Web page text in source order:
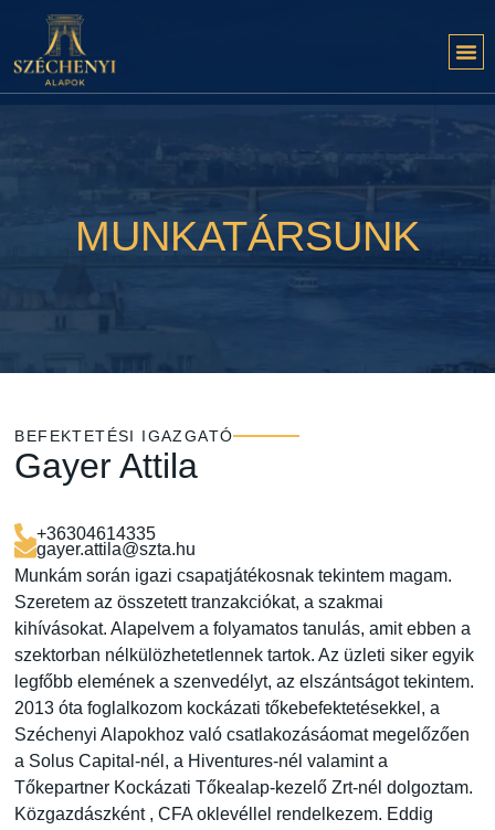
MUNKATÁRSUNK
BEFEKTETÉSI IGAZGATÓ
Gayer Attila
Munkám során igazi csapatjátékosnak tekintem magam.
Szeretem az összetett tranzakciókat, a szakmai
kihívásokat. Alapelvem a folyamatos tanulás, amit ebben a
szektorban nélkülözhetetlennek tartok. Az üzleti siker egyik
legfőbb elemének a szenvedélyt, az elszántságot tekintem.
2013 óta foglalkozom kockázati tőkebefektetésekkel, a
Széchenyi Alapokhoz való csatlakozásáomat megelőzően
a Solus Capital-nél, a Hiventures-nél valamint a
Tőkepartner Kockázati Tőkealap-kezelő Zrt-nél dolgoztam.
Közgazdászként , CFA oklevéllel rendelkezem. Eddig
+36304614335
gayer.attila@szta.hu